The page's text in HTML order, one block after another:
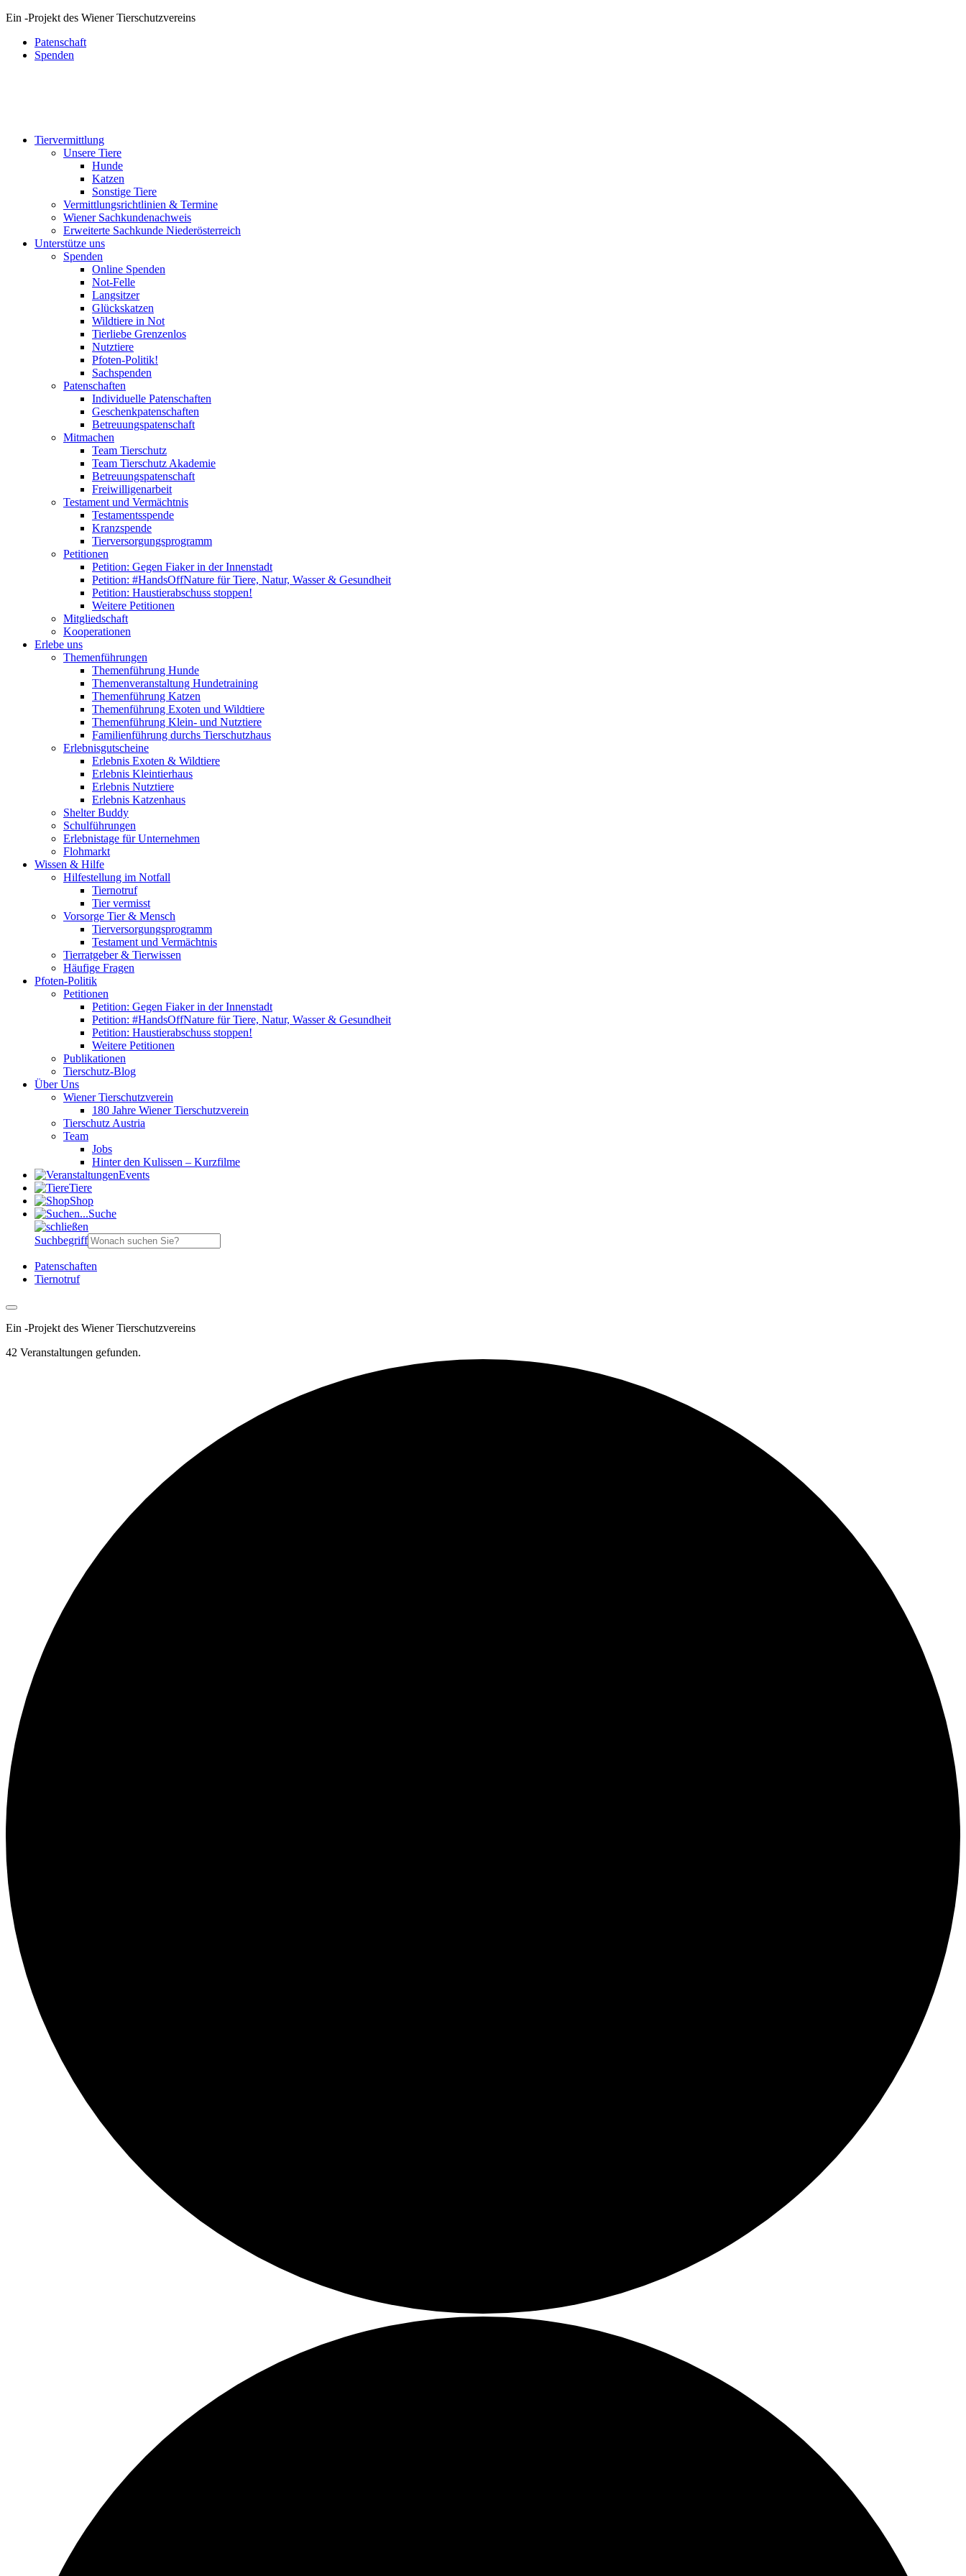
Ein -Projekt des Wiener Tierschutzvereins
Patenschaft
Spenden
Tiervermittlung
Unsere Tiere
Hunde
Katzen
Sonstige Tiere
Vermittlungsrichtlinien & Termine
Wiener Sachkundenachweis
Erweiterte Sachkunde Niederösterreich
Unterstütze uns
Spenden
Online Spenden
Not-Felle
Langsitzer
Glückskatzen
Wildtiere in Not
Tierliebe Grenzenlos
Nutztiere
Pfoten-Politik!
Sachspenden
Patenschaften
Individuelle Patenschaften
Geschenkpatenschaften
Betreuungspatenschaft
Mitmachen
Team Tierschutz
Team Tierschutz Akademie
Betreuungspatenschaft
Freiwilligenarbeit
Testament und Vermächtnis
Testamentsspende
Kranzspende
Tierversorgungsprogramm
Petitionen
Petition: Gegen Fiaker in der Innenstadt
Petition: #HandsOffNature für Tiere, Natur, Wasser & Gesundheit
Petition: Haustierabschuss stoppen!
Weitere Petitionen
Mitgliedschaft
Kooperationen
Erlebe uns
Themenführungen
Themenführung Hunde
Themenveranstaltung Hundetraining
Themenführung Katzen
Themenführung Exoten und Wildtiere
Themenführung Klein- und Nutztiere
Familienführung durchs Tierschutzhaus
Erlebnisgutscheine
Erlebnis Exoten & Wildtiere
Erlebnis Kleintierhaus
Erlebnis Nutztiere
Erlebnis Katzenhaus
Shelter Buddy
Schulführungen
Erlebnistage für Unternehmen
Flohmarkt
Wissen & Hilfe
Hilfestellung im Notfall
Tiernotruf
Tier vermisst
Vorsorge Tier & Mensch
Tierversorgungsprogramm
Testament und Vermächtnis
Tierratgeber & Tierwissen
Häufige Fragen
Pfoten-Politik
Petitionen
Petition: Gegen Fiaker in der Innenstadt
Petition: #HandsOffNature für Tiere, Natur, Wasser & Gesundheit
Petition: Haustierabschuss stoppen!
Weitere Petitionen
Publikationen
Tierschutz-Blog
Über Uns
Wiener Tierschutzverein
180 Jahre Wiener Tierschutzverein
Tierschutz Austria
Team
Jobs
Hinter den Kulissen – Kurzfilme
Events
Tiere
Shop
Suche
Suchbegriff
Patenschaften
Tiernotruf
Ein -Projekt des Wiener Tierschutzvereins
42 Veranstaltungen gefunden.